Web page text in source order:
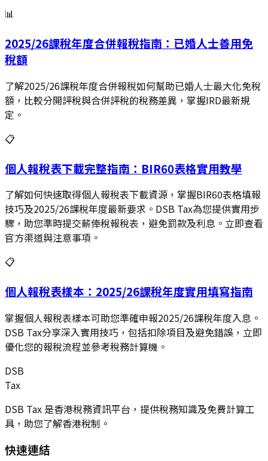
📊
2025/26課稅年度合併報稅指南：已婚人士善用免
稅額
了解2025/26課稅年度合併報稅如何幫助已婚人士最大化免稅
額，比較分開評稅與合併評稅的稅務差異，掌握IRD最新規
定。
📋
個人報稅表下載完整指南：BIR60表格實用教學
了解如何快速取得個人報稅表下載資源，掌握BIR60表格填報
技巧及2025/26課稅年度最新要求。DSB Tax為您提供實用步
驟，助您準時提交薪俸稅報稅表，避免罰款及利息。立即查看
官方渠道與注意事項。
📋
個人報稅表樣本：2025/26課稅年度實用填寫指南
掌握個人報稅表樣本可助您準確申報2025/26課稅年度入息。
DSB Tax分享深入實用技巧，包括扣除項目及避免錯誤，立即
優化您的報稅流程並參考稅務計算機。
DSB
Tax
DSB Tax 是香港稅務資訊平台，提供稅務知識及免費計算工
具，助您了解香港稅制。
快速連結